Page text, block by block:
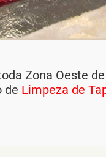
Zona Oeste
de Limpeza de